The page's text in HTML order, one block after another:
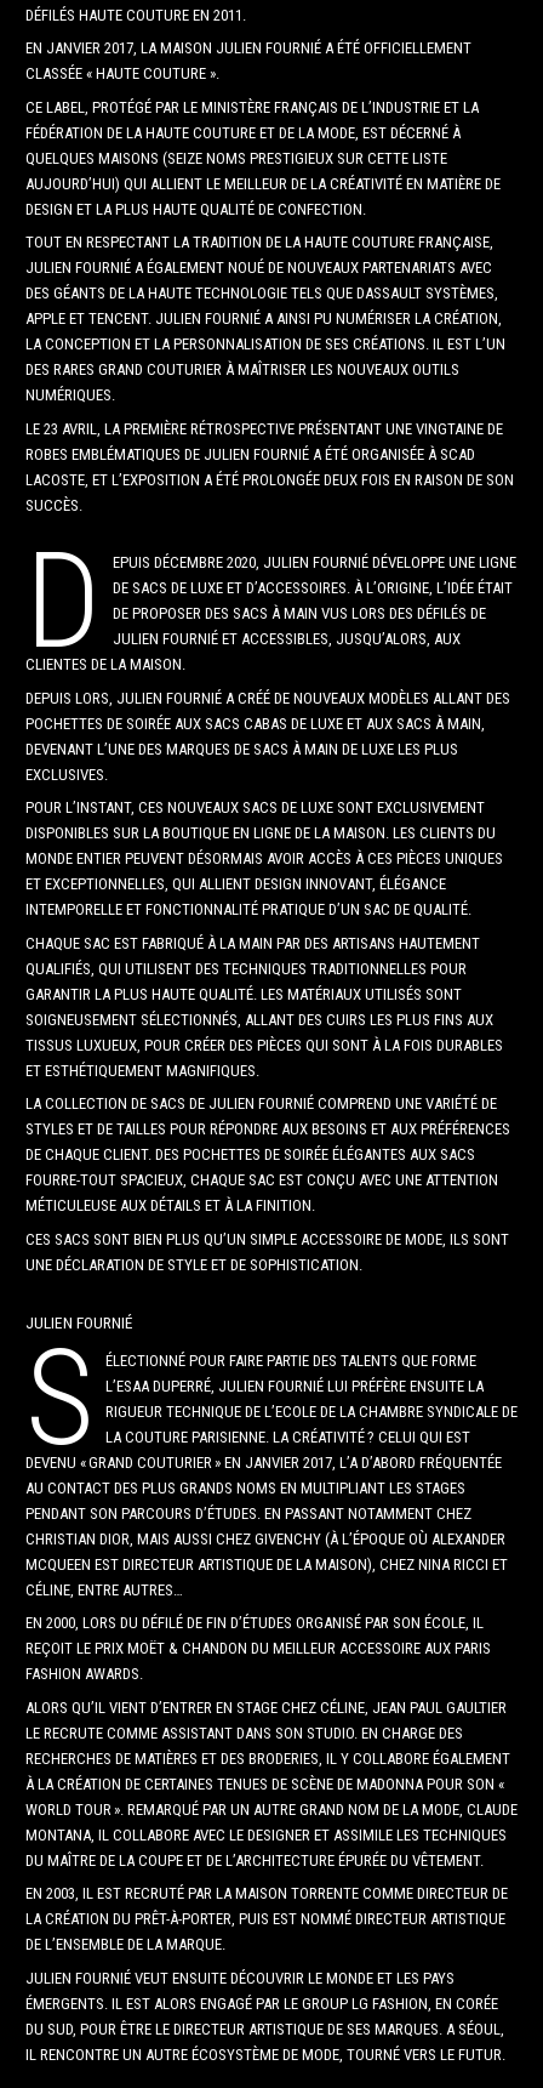
DÉFILÉS HAUTE COUTURE EN 2011.
EN JANVIER 2017, LA MAISON JULIEN FOURNIÉ A ÉTÉ OFFICIELLEMENT
CLASSÉE « HAUTE COUTURE ».
CE LABEL, PROTÉGÉ PAR LE MINISTÈRE FRANÇAIS DE L’INDUSTRIE ET LA
FÉDÉRATION DE LA HAUTE COUTURE ET DE LA MODE, EST DÉCERNÉ À
QUELQUES MAISONS (SEIZE NOMS PRESTIGIEUX SUR CETTE LISTE
AUJOURD’HUI) QUI ALLIENT LE MEILLEUR DE LA CRÉATIVITÉ EN MATIÈRE DE
DESIGN ET LA PLUS HAUTE QUALITÉ DE CONFECTION.
TOUT EN RESPECTANT LA TRADITION DE LA HAUTE COUTURE FRANÇAISE,
JULIEN FOURNIÉ A ÉGALEMENT NOUÉ DE NOUVEAUX PARTENARIATS AVEC
DES GÉANTS DE LA HAUTE TECHNOLOGIE TELS QUE DASSAULT SYSTÈMES,
APPLE ET TENCENT. JULIEN FOURNIÉ A AINSI PU NUMÉRISER LA CRÉATION,
LA CONCEPTION ET LA PERSONNALISATION DE SES CRÉATIONS. IL EST L’UN
DES RARES GRAND COUTURIER À MAÎTRISER LES NOUVEAUX OUTILS
NUMÉRIQUES.
LE 23 AVRIL, LA PREMIÈRE RÉTROSPECTIVE PRÉSENTANT UNE VINGTAINE DE
ROBES EMBLÉMATIQUES DE JULIEN FOURNIÉ A ÉTÉ ORGANISÉE À SCAD
LACOSTE, ET L’EXPOSITION A ÉTÉ PROLONGÉE DEUX FOIS EN RAISON DE SON
SUCCÈS.
D
EPUIS DÉCEMBRE 2020, JULIEN FOURNIÉ DÉVELOPPE UNE LIGNE
DE SACS DE LUXE ET D’ACCESSOIRES. À L’ORIGINE, L’IDÉE ÉTAIT
DE PROPOSER DES SACS À MAIN VUS LORS DES DÉFILÉS DE
JULIEN FOURNIÉ ET ACCESSIBLES, JUSQU’ALORS, AUX
CLIENTES DE LA MAISON.
DEPUIS LORS, JULIEN FOURNIÉ A CRÉÉ DE NOUVEAUX MODÈLES ALLANT DES
POCHETTES DE SOIRÉE AUX SACS CABAS DE LUXE ET AUX SACS À MAIN,
DEVENANT L’UNE DES MARQUES DE SACS À MAIN DE LUXE LES PLUS
EXCLUSIVES.
POUR L’INSTANT, CES NOUVEAUX SACS DE LUXE SONT EXCLUSIVEMENT
DISPONIBLES SUR LA BOUTIQUE EN LIGNE DE LA MAISON. LES CLIENTS DU
MONDE ENTIER PEUVENT DÉSORMAIS AVOIR ACCÈS À CES PIÈCES UNIQUES
ET EXCEPTIONNELLES, QUI ALLIENT DESIGN INNOVANT, ÉLÉGANCE
INTEMPORELLE ET FONCTIONNALITÉ PRATIQUE D’UN SAC DE QUALITÉ.
CHAQUE SAC EST FABRIQUÉ À LA MAIN PAR DES ARTISANS HAUTEMENT
QUALIFIÉS, QUI UTILISENT DES TECHNIQUES TRADITIONNELLES POUR
GARANTIR LA PLUS HAUTE QUALITÉ. LES MATÉRIAUX UTILISÉS SONT
SOIGNEUSEMENT SÉLECTIONNÉS, ALLANT DES CUIRS LES PLUS FINS AUX
TISSUS LUXUEUX, POUR CRÉER DES PIÈCES QUI SONT À LA FOIS DURABLES
ET ESTHÉTIQUEMENT MAGNIFIQUES.
LA COLLECTION DE SACS DE JULIEN FOURNIÉ COMPREND UNE VARIÉTÉ DE
STYLES ET DE TAILLES POUR RÉPONDRE AUX BESOINS ET AUX PRÉFÉRENCES
DE CHAQUE CLIENT. DES POCHETTES DE SOIRÉE ÉLÉGANTES AUX SACS
FOURRE-TOUT SPACIEUX, CHAQUE SAC EST CONÇU AVEC UNE ATTENTION
MÉTICULEUSE AUX DÉTAILS ET À LA FINITION.
CES SACS SONT BIEN PLUS QU’UN SIMPLE ACCESSOIRE DE MODE, ILS SONT
UNE DÉCLARATION DE STYLE ET DE SOPHISTICATION.
JULIEN FOURNIÉ
S
ÉLECTIONNÉ POUR FAIRE PARTIE DES TALENTS QUE FORME
L’ESAA DUPERRÉ, JULIEN FOURNIÉ LUI PRÉFÈRE ENSUITE LA
RIGUEUR TECHNIQUE DE L’ECOLE DE LA CHAMBRE SYNDICALE DE
LA COUTURE PARISIENNE. LA CRÉATIVITÉ ? CELUI QUI EST
DEVENU « GRAND COUTURIER » EN JANVIER 2017, L’A D’ABORD FRÉQUENTÉE
AU CONTACT DES PLUS GRANDS NOMS EN MULTIPLIANT LES STAGES
PENDANT SON PARCOURS D’ÉTUDES. EN PASSANT NOTAMMENT CHEZ
CHRISTIAN DIOR, MAIS AUSSI CHEZ GIVENCHY (À L’ÉPOQUE OÙ ALEXANDER
MCQUEEN EST DIRECTEUR ARTISTIQUE DE LA MAISON), CHEZ NINA RICCI ET
CÉLINE, ENTRE AUTRES…
EN 2000, LORS DU DÉFILÉ DE FIN D’ÉTUDES ORGANISÉ PAR SON ÉCOLE, IL
REÇOIT LE PRIX MOËT & CHANDON DU MEILLEUR ACCESSOIRE AUX PARIS
FASHION AWARDS.
ALORS QU’IL VIENT D’ENTRER EN STAGE CHEZ CÉLINE, JEAN PAUL GAULTIER
LE RECRUTE COMME ASSISTANT DANS SON STUDIO. EN CHARGE DES
RECHERCHES DE MATIÈRES ET DES BRODERIES, IL Y COLLABORE ÉGALEMENT
À LA CRÉATION DE CERTAINES TENUES DE SCÈNE DE MADONNA POUR SON «
WORLD TOUR ». REMARQUÉ PAR UN AUTRE GRAND NOM DE LA MODE, CLAUDE
MONTANA, IL COLLABORE AVEC LE DESIGNER ET ASSIMILE LES TECHNIQUES
DU MAÎTRE DE LA COUPE ET DE L’ARCHITECTURE ÉPURÉE DU VÊTEMENT.
EN 2003, IL EST RECRUTÉ PAR LA MAISON TORRENTE COMME DIRECTEUR DE
LA CRÉATION DU PRÊT-À-PORTER, PUIS EST NOMMÉ DIRECTEUR ARTISTIQUE
DE L’ENSEMBLE DE LA MARQUE.
JULIEN FOURNIÉ VEUT ENSUITE DÉCOUVRIR LE MONDE ET LES PAYS
ÉMERGENTS. IL EST ALORS ENGAGÉ PAR LE GROUP LG FASHION, EN CORÉE
DU SUD, POUR ÊTRE LE DIRECTEUR ARTISTIQUE DE SES MARQUES. A SÉOUL,
IL RENCONTRE UN AUTRE ÉCOSYSTÈME DE MODE, TOURNÉ VERS LE FUTUR.